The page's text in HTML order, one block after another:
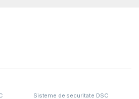
Sisteme de securitate DSC